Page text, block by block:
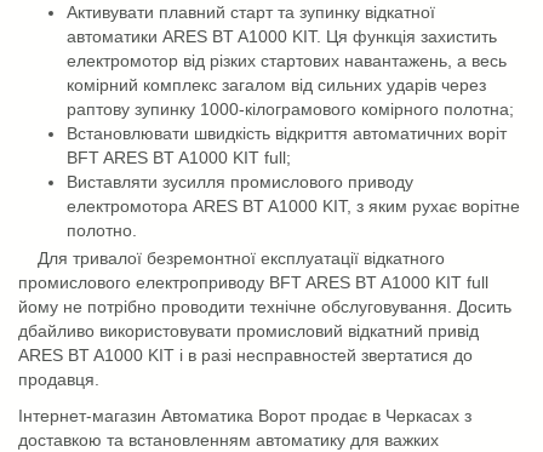
Активувати плавний старт та зупинку відкатної
автоматики ARES BT A1000 KIT. Ця функція захистить
електромотор від різких стартових навантажень, а весь
комірний комплекс загалом від сильних ударів через
раптову зупинку 1000-кілограмового комірного полотна;
Встановлювати швидкість відкриття автоматичних воріт
BFT ARES BT A1000 KIT full;
Виставляти зусилля промислового приводу
електромотора ARES BT A1000 KIT, з яким рухає ворітне
полотно.
Для тривалої безремонтної експлуатації відкатного
промислового електроприводу BFT ARES BT A1000 KIT full
йому не потрібно проводити технічне обслуговування. Досить
дбайливо використовувати промисловий відкатний привід
ARES BT A1000 KIT і в разі несправностей звертатися до
продавця.
Інтернет-магазин Автоматика Ворот продає в Черкасах з
доставкою та встановленням автоматику для важких